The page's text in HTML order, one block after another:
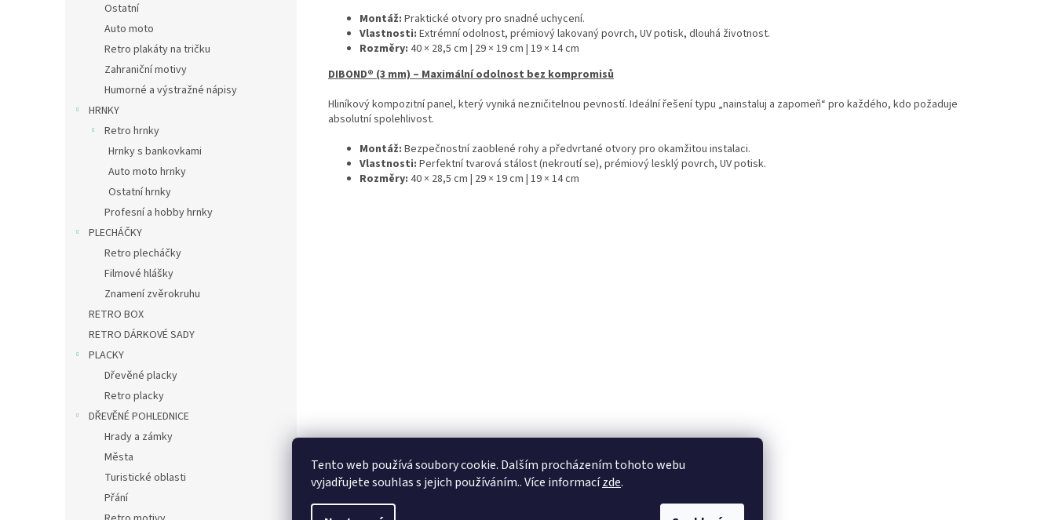
Tento web používá soubory cookie. Dalším procházením tohoto webu
vyjadřujete souhlas s jejich používáním.. Více informacízde.
Ostatní
Auto moto
Retro plakáty na tričku
Zahraniční motivy
Humorné a výstražné nápisy
HRNKY
Retro hrnky
Hrnky s bankovkami
Auto moto hrnky
Ostatní hrnky
Profesní a hobby hrnky
PLECHÁČKY
Retro plecháčky
Filmové hlášky
Znamení zvěrokruhu
RETRO BOX
RETRO DÁRKOVÉ SADY
PLACKY
Dřevěné placky
Retro placky
DŘEVĚNÉ POHLEDNICE
Hrady a zámky
Města
Turistické oblasti
Přání
Montáž: Praktické otvory pro snadné uchycení.
Vlastnosti: Extrémní odolnost, prémiový lakovaný povrch, UV potisk, dlouhá životnost.
Rozměry: 40 × 28,5 cm | 29 × 19 cm | 19 × 14 cm
DIBOND® (3 mm) – Maximální odolnost bez kompromisů
Hliníkový kompozitní panel, který vyniká nezničitelnou pevností. Ideální řešení typu „nainstaluj a zapomeň“ pro každého, kdo požaduje
absolutní spolehlivost.
Montáž: Bezpečnostní zaoblené rohy a předvrtané otvory pro okamžitou instalaci.
Vlastnosti: Perfektní tvarová stálost (nekroutí se), prémiový lesklý povrch, UV potisk.
Rozměry: 40 × 28,5 cm | 29 × 19 cm | 19 × 14 cm